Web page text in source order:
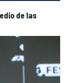
de las